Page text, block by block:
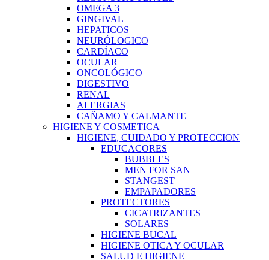
OMEGA 3
GINGIVAL
HEPATICOS
NEURÓLOGICO
CARDÍACO
OCULAR
ONCOLÓGICO
DIGESTIVO
RENAL
ALERGIAS
CAÑAMO Y CALMANTE
HIGIENE Y COSMETICA
HIGIENE, CUIDADO Y PROTECCION
EDUCACORES
BUBBLES
MEN FOR SAN
STANGEST
EMPAPADORES
PROTECTORES
CICATRIZANTES
SOLARES
HIGIENE BUCAL
HIGIENE OTICA Y OCULAR
SALUD E HIGIENE